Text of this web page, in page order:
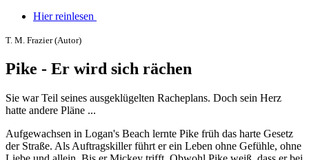
Hier reinlesen
T. M. Frazier (Autor)
Pike - Er wird sich rächen
Sie war Teil seines ausgeklügelten Racheplans. Doch sein Herz
hatte andere Pläne ...
Aufgewachsen in Logan's Beach lernte Pike früh das harte Gesetz
der Straße. Als Auftragskiller führt er ein Leben ohne Gefühle, ohne